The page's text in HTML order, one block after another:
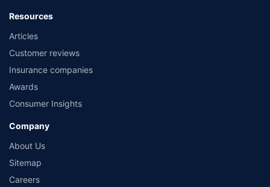
Resources
Articles
Customer reviews
Insurance companies
Awards
Consumer Insights
Company
About Us
Sitemap
Careers